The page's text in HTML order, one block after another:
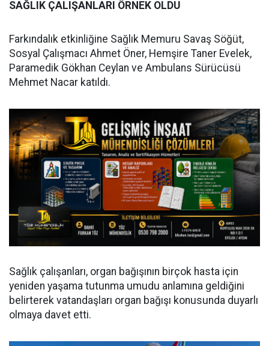
SAĞLIK ÇALIŞANLARI ÖRNEK OLDU
Farkındalık etkinliğine Sağlık Memuru Savaş Söğüt,
Sosyal Çalışmacı Ahmet Öner, Hemşire Taner Evelek,
Paramedik Gökhan Ceylan ve Ambulans Sürücüsü
Mehmet Nacar katıldı.
Sağlık çalışanları, organ bağışının birçok hasta için
yeniden yaşama tutunma umudu anlamına geldiğini
belirterek vatandaşları organ bağışı konusunda duyarlı
olmaya davet etti.